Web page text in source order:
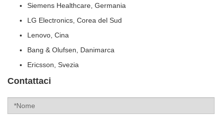
Siemens Healthcare, Germania
LG Electronics, Corea del Sud
Lenovo, Cina
Bang & Olufsen, Danimarca
Ericsson, Svezia
Contattaci
Label